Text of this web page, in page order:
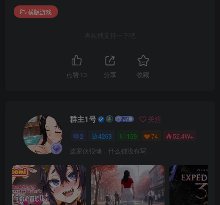
横版游戏
喜欢就支持一下吧
点赞 13 分享 收藏
群主1号 关注
2 4263 159 74 52.4W+
这家伙很懒，什么都没有写...